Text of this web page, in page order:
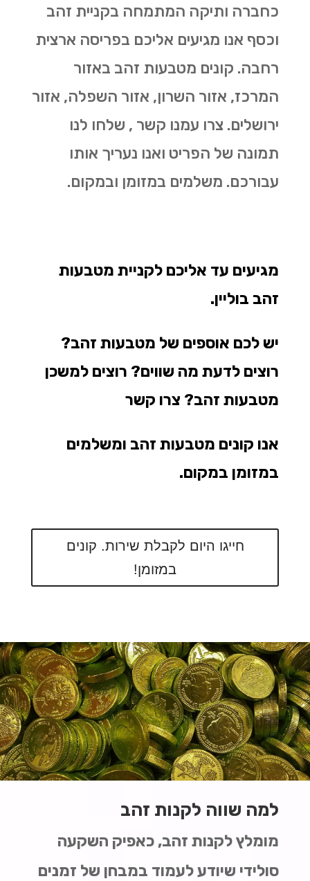
כחברה ותיקה המתמחה בקניית זהב
וכסף אנו מגיעים אליכם בפריסה ארצית
רחבה. קונים מטבעות זהב באזור
המרכז, אזור השרון, אזור השפלה, אזור
ירושלים. צרו עמנו קשר , שלחו לנו
תמונה של הפריט ואנו נעריך אותו
עבורכם. משלמים במזומן ובמקום.
מגיעים עד אליכם לקניית מטבעות
זהב בוליין.
יש לכם אוספים של מטבעות זהב?
רוצים לדעת מה שווים? רוצים למשכן
מטבעות זהב? צרו קשר
אנו קונים מטבעות זהב ומשלמים
במזומן במקום.
חייגו היום לקבלת שירות. קונים
במזומן!
למה שווה לקנות זהב
מומלץ לקנות זהב, כאפיק השקעה
סולידי שיודע לעמוד במבחן של זמנים